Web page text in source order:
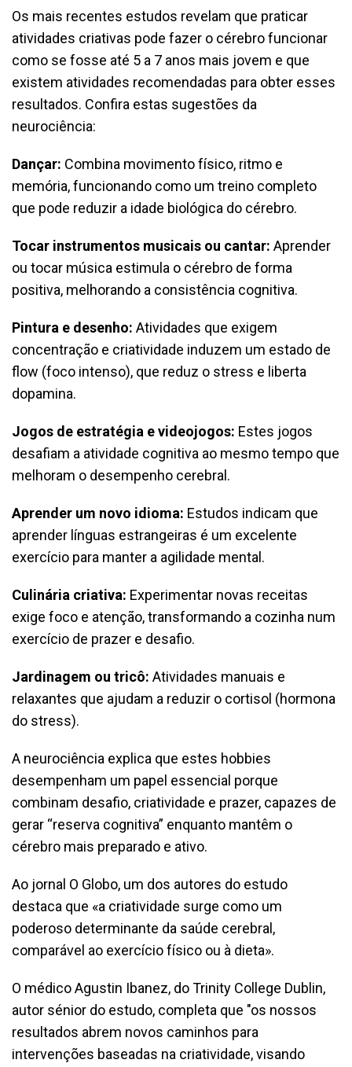
Os mais recentes estudos revelam que praticar
atividades criativas pode fazer o cérebro funcionar
como se fosse até 5 a 7 anos mais jovem e que
existem atividades recomendadas para obter esses
resultados. Confira estas sugestões da
neurociência:
Dançar: Combina movimento físico, ritmo e
memória, funcionando como um treino completo
que pode reduzir a idade biológica do cérebro.
Tocar instrumentos musicais ou cantar: Aprender
ou tocar música estimula o cérebro de forma
positiva, melhorando a consistência cognitiva.
Pintura e desenho: Atividades que exigem
concentração e criatividade induzem um estado de
flow (foco intenso), que reduz o stress e liberta
dopamina.
Jogos de estratégia e videojogos: Estes jogos
desafiam a atividade cognitiva ao mesmo tempo que
melhoram o desempenho cerebral.
Aprender um novo idioma: Estudos indicam que
aprender línguas estrangeiras é um excelente
exercício para manter a agilidade mental.
Culinária criativa: Experimentar novas receitas
exige foco e atenção, transformando a cozinha num
exercício de prazer e desafio.
Jardinagem ou tricô: Atividades manuais e
relaxantes que ajudam a reduzir o cortisol (hormona
do stress).
A neurociência explica que estes hobbies
desempenham um papel essencial porque
combinam desafio, criatividade e prazer, capazes de
gerar “reserva cognitiva” enquanto mantêm o
cérebro mais preparado e ativo.
Ao jornal O Globo, um dos autores do estudo
destaca que «a criatividade surge como um
poderoso determinante da saúde cerebral,
comparável ao exercício físico ou à dieta».
O médico Agustin Ibanez, do Trinity College Dublin,
autor sénior do estudo, completa que "os nossos
resultados abrem novos caminhos para
intervenções baseadas na criatividade, visando